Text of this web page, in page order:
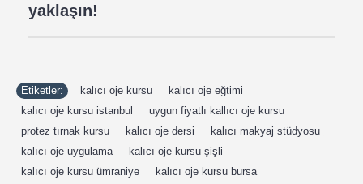
yaklaşın!
Etiketler: kalıcı oje kursu kalıcı oje eğtimi
kalıcı oje kursu istanbul
uygun fiyatlı kallıcı oje kursu
protez tırnak kursu
kalıcı oje dersi kalıcı makyaj stüdyosu
kalıcı oje uygulama
kalıcı oje kursu şişli
kalıcı oje kursu ümraniye
kalıcı oje kursu bursa